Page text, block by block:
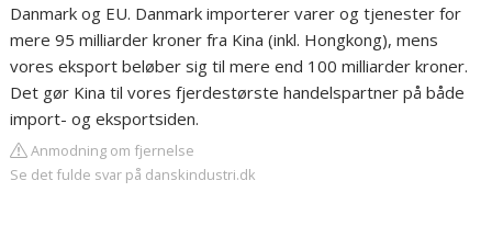
Danmark og EU. Danmark importerer varer og tjenester for
mere 95 milliarder kroner fra Kina (inkl. Hongkong), mens
vores eksport beløber sig til mere end 100 milliarder kroner.
Det gør Kina til vores fjerdestørste handelspartner på både
import- og eksportsiden.
Anmodning om fjernelse
Se det fulde svar på danskindustri.dk